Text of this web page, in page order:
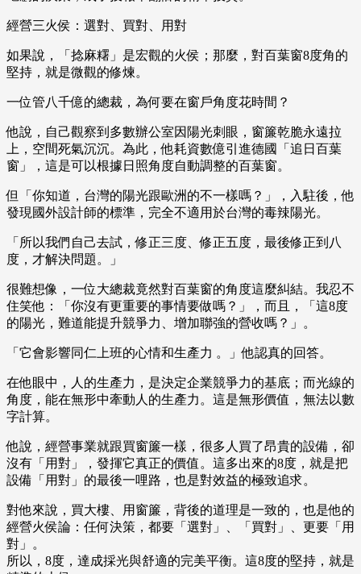
經營三火侯：選對、買對、用對
如果說，「捻麻糬」是宏觀的火侯；那麼，對百葉窗8度角的
堅持，就是微觀的修煉。
一位管八千億的總裁，為何要在窗戶角度花時間？
他說，自己觀察到多數辦公室因陽光刺眼，窗簾乾脆永遠拉
上，空間死氣沉沉。為此，他耗資數億引進德國「追日百葉
窗」，這是可以根據日照角度自動調整的百葉窗。
但「你知道，台灣的陽光跟歐洲的不一樣嗎？」，入駐後，他
發現國外設計師的標準，完全不適用於台灣的毒辣陽光。
「所以我們自己去試，修正三度、修正五度，最後修正到八
度，才解決問題。」
很難想像，一位大總裁竟然對百葉窗的角度這麼糾結。我忍不
住笑他：「你沒有更重要的事情要做嗎？」，而且，「這8度
的陽光，難道能提升競爭力、增加聯強的營收嗎？」。
「它會影響同仁上班的心情和生產力 。」他認真的回答。
在他眼中，人的生產力，是決定企業競爭力的基底；而光線的
角度，能在無形中牽動人的生產力。這是無形價值，無法以數
字計算。
他說，經營事業就跟買窗簾一樣，很多人買了昂貴的設備，卻
沒有「用對」，發揮它真正的價值。這多出來的8度，就是把
設備「用對」的最後一哩路，也是對效益的極致追求。
對他來說，買大樓、用窗簾，背後的道理是一致的，也是他的
經營火侯論：任何決策，都要「選對」、「買對」、更要「用
對」。
所以，8度，達成採光與舒適的完美平衡。這8度的堅持，就是